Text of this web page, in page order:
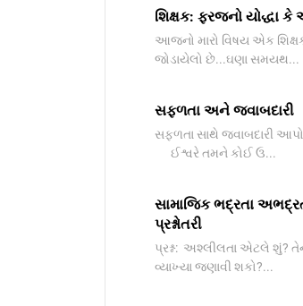
શિક્ષક: ફરજનો યોદ્ધા કે
આજનો મારો વિષય એક
જોડાયેલો છે...ઘણા સમયથ...
સફળતા અને જવાબદારી
સફળતા સાથે જવાબદારી
ઈશ્વરે તમને કોઈ ઉ...
સામાજિક ભદ્રતા
પ્રશ્નોતરી
પ્રશ્ન: અશ્લીલતા એટલે શું?
વ્યાખ્યા જણાવી શકો?...